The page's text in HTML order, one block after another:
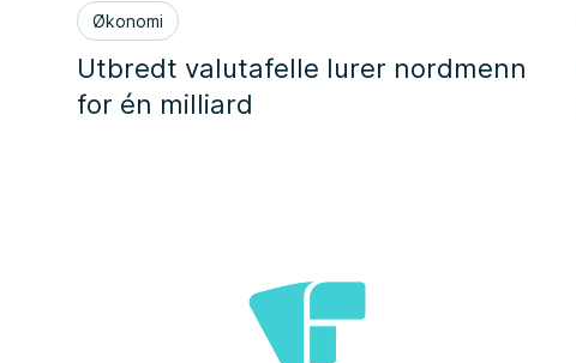
Økonomi
Utbredt valutafelle lurer nordmenn
for én milliard